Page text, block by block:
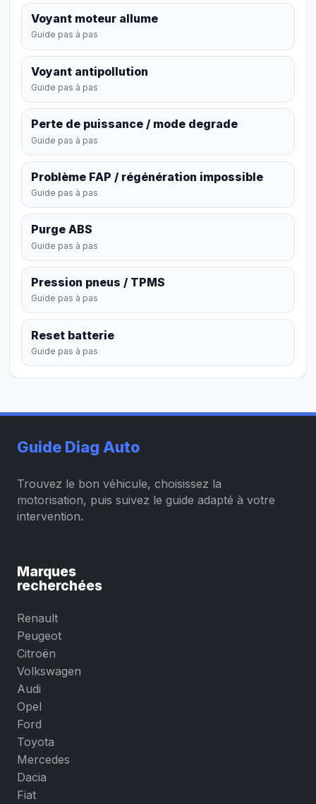
Voyant moteur allume
Guide pas à pas
Voyant antipollution
Guide pas à pas
Perte de puissance / mode degrade
Guide pas à pas
Problème FAP / régénération impossible
Guide pas à pas
Purge ABS
Guide pas à pas
Pression pneus / TPMS
Guide pas à pas
Reset batterie
Guide pas à pas
Guide Diag Auto
Trouvez le bon véhicule, choisissez la
motorisation, puis suivez le guide adapté à votre
intervention.
Marques
recherchées
Renault
Peugeot
Citroën
Volkswagen
Audi
Opel
Ford
Toyota
Mercedes
Dacia
Fiat